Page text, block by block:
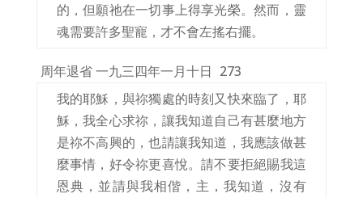
的，但願祂在一切事上得享光榮。然而，靈
魂需要許多聖寵，才不會左搖右擺。
周年退省 一九三四年一月十日 273
我的耶穌，與祢獨處的時刻又快來臨了，耶
穌，我全心求祢，讓我知道自己有甚麼地方
是祢不高興的，也請讓我知道，我應該做甚
麼事情，好令祢更喜悅。請不要拒絕賜我這
恩典，並請與我相偕，主，我知道，沒有